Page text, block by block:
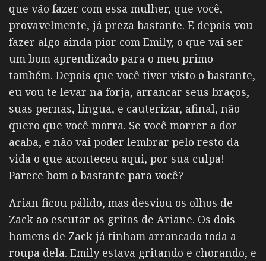
que vão fazer com essa mulher, que você,
provavelmente, já preza bastante. E depois vou
fazer algo ainda pior com Emily, o que vai ser
um bom aprendizado para o meu primo
também. Depois que você tiver visto o bastante,
eu vou te levar na forja, arrancar seus braços,
suas pernas, língua, e cauterizar, afinal, não
quero que você morra. Se você morrer a dor
acaba, e não vai poder lembrar pelo resto da
vida o que aconteceu aqui, por sua culpa!
Parece bom o bastante para você?
Arian ficou pálido, mas desviou os olhos de
Zack ao escutar os gritos de Ariane. Os dois
homens de Zack já tinham arrancado toda a
roupa dela. Emily estava gritando e chorando, e